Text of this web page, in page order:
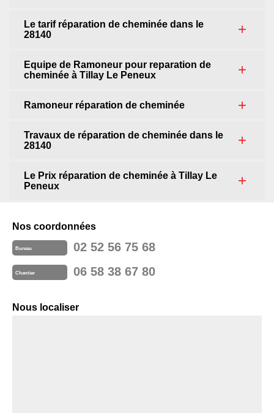
Le tarif réparation de cheminée dans le
28140
Equipe de Ramoneur pour reparation de
cheminée à Tillay Le Peneux
Ramoneur réparation de cheminée
Travaux de réparation de cheminée dans le
28140
Le Prix réparation de cheminée à Tillay Le
Peneux
Nos coordonnées
Bureau 02 52 56 75 68
Chantier 06 58 38 67 80
Nous localiser